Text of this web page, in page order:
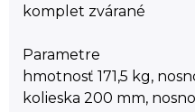
komplet zvárané
Parametre
hmotnosť 171,5 kg,
kolieska 200 mm,